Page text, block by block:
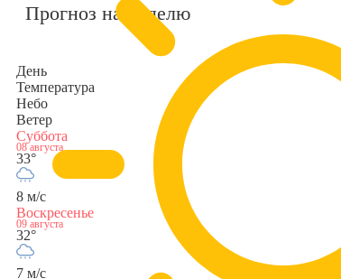
Прогноз на неделю
День
Температура
Небо
Ветер
Суббота
08 августа
33°
8 м/с
Воскресенье
09 августа
32°
7 м/с